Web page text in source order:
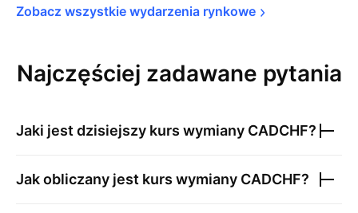
Zobacz wszystkie wydarzenia rynkowe
Najczęściej zadawane pytania
Jaki jest dzisiejszy kurs wymiany CADCHF?
Jak obliczany jest kurs wymiany CADCHF?